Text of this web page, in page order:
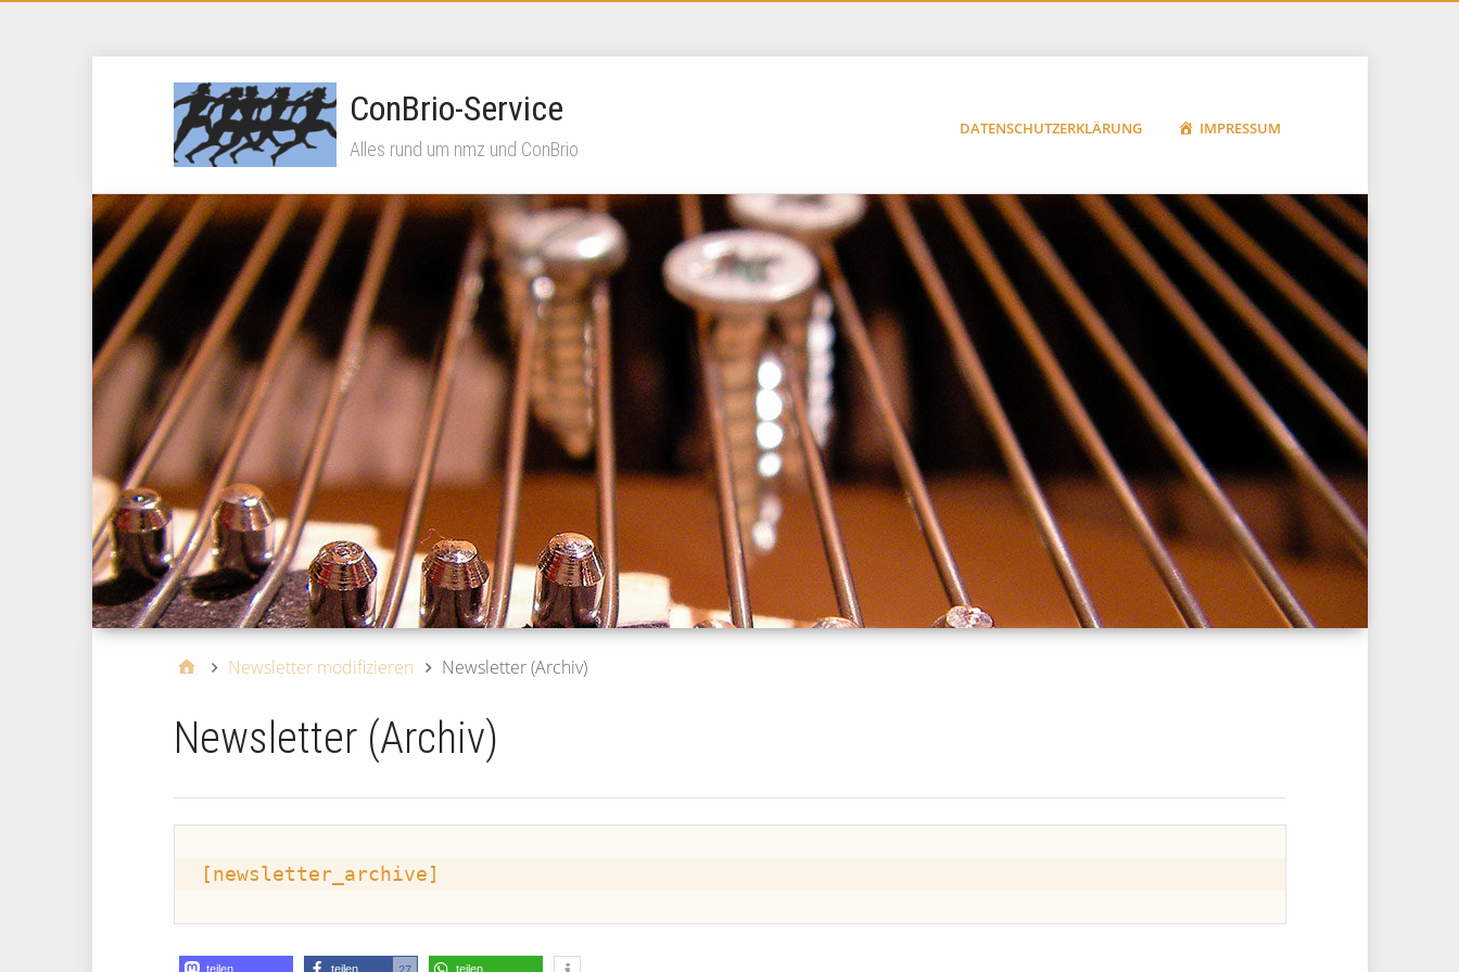
ConBrio-Service
Alles rund um nmz und ConBrio
DATENSCHUTZERKLÄRUNG IMPRESSUM
Newsletter modifizieren Newsletter (Archiv)
Newsletter (Archiv)
[newsletter_archive]
teilen teilen teilen